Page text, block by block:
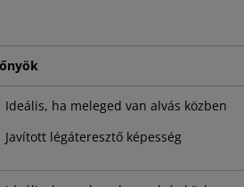
Ideális, ha meleged van alvás közben
Javított légáteresztő képesség